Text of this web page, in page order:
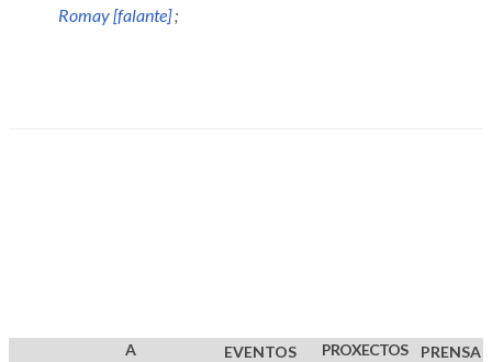
Romay [falante];
A
EVENTOS
PROXECTOS
PRENSA